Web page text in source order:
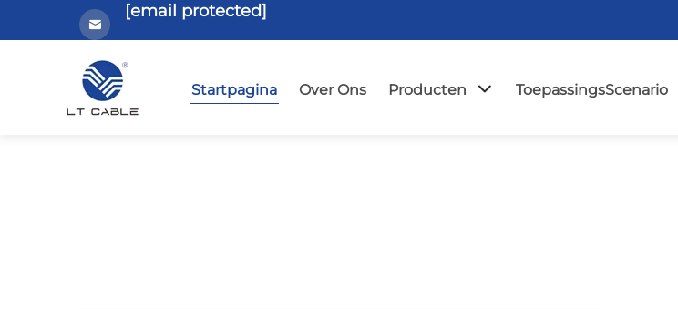
[email protected]
Startpagina Over Ons Producten ToepassingsScenario